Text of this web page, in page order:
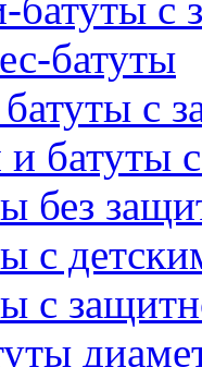
батуты
с
батуты
без
с
с